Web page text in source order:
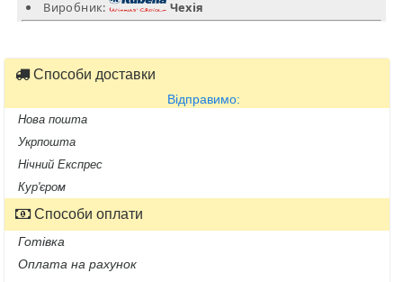
Виробник:
Чехія
Способи доставки
Відправимо:
Нова пошта
Укрпошта
Нічний Експрес
Кур'єром
Способи оплати
Готівка
Оплата на рахунок